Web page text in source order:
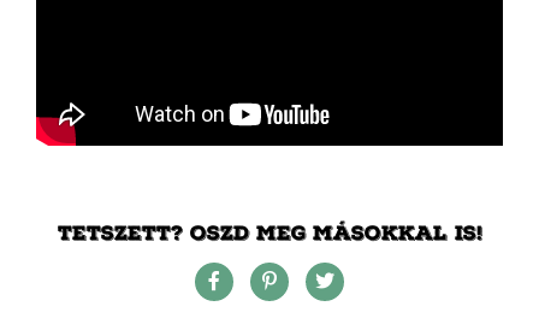
TETSZETT? OSZD MEG MÁSOKKAL IS!